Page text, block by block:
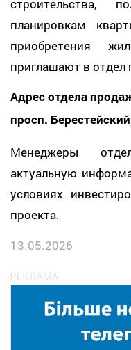
строительства,
планировкам
приобретения
приглашают в отдел
Адрес отдела
просп.
Менеджеры
актуальную
условиях
проекта.
13.05.2026